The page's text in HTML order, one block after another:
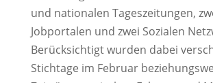
und nationalen Tageszeitungen,
Jobportalen und zwei Sozialen
Berücksichtigt wurden dabei
Stichtage im Februar